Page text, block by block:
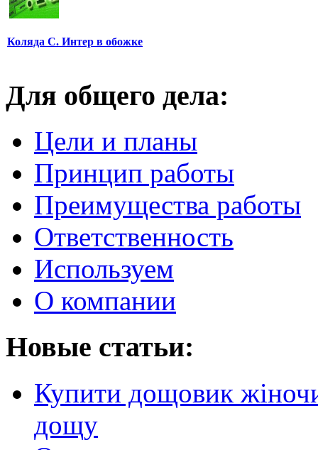
Коляда С. Интер в обожке
Для общего дела:
Цели и планы
Принцип работы
Преимущества работы
Ответственность
Используем
О компании
Новые статьи:
Купити дощовик
дощу